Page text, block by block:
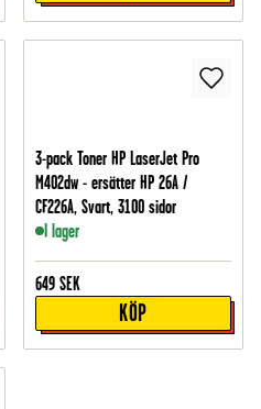
3-pack Toner HP LaserJet Pro
M402dw - ersätter HP 26A /
CF226A, Svart, 3100 sidor
I lager
649 SEK
KÖP